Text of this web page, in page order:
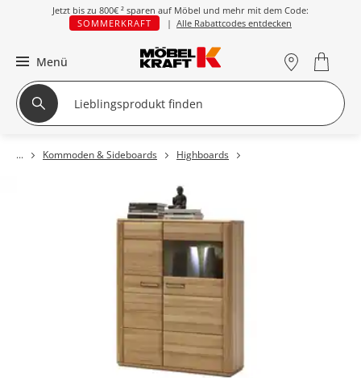
Jetzt bis zu 800€ ² sparen auf Möbel und mehr mit dem Code:
SOMMERKRAFT
| Alle Rabattcodes entdecken
Menü
Kommoden & Sideboards Highboards